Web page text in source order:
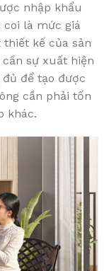
nhập khẩu
coi là mức giá
kế của sản
sự xuất hiện
để tạo được
cần phải tốn
khác.